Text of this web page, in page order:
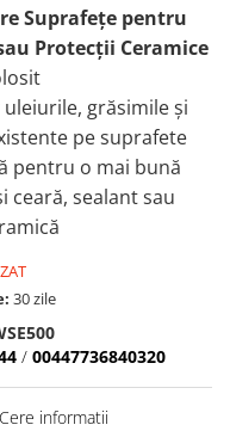
Suprafeţe pentru
Protecţii Ceramice
grăsimile și
pe suprafete
pentru o mai bună
ceară, sealant sau
30 zile
/ 00447736840320
informatii